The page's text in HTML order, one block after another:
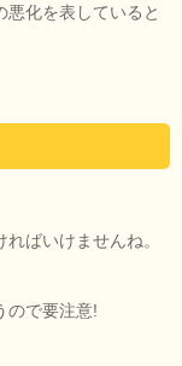
化を表していると
ばいけませんね。
ので要注意!